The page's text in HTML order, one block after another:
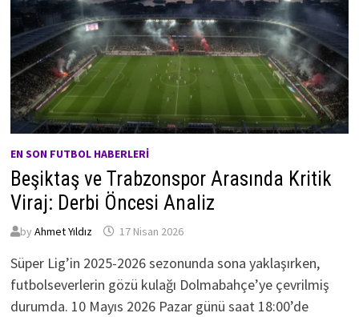
EN SON FUTBOL HABERLERI
Beşiktaş ve Trabzonspor Arasında Kritik
Viraj: Derbi Öncesi Analiz
by Ahmet Yıldız 17 Nisan 2026
Süper Lig’in 2025-2026 sezonunda sona yaklaşırken,
futbolseverlerin gözü kulağı Dolmabahçe’ye çevrilmiş
durumda. 10 Mayıs 2026 Pazar günü saat 18:00’de